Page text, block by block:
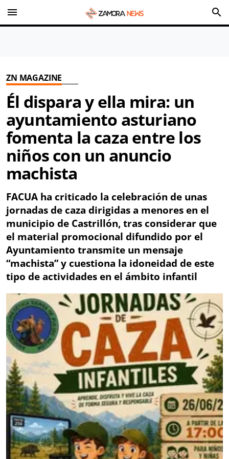
menu search
ZN MAGAZINE
Él dispara y ella mira: un
ayuntamiento asturiano
fomenta la caza entre los
niños con un anuncio
machista
FACUA ha criticado la celebración de unas
jornadas de caza dirigidas a menores en el
municipio de Castrillón, tras considerar que
el material promocional difundido por el
Ayuntamiento transmite un mensaje
“machista” y cuestiona la idoneidad de este
tipo de actividades en el ámbito infantil